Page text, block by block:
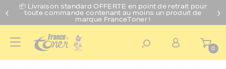
📦 Livraison standard OFFERTE en point de retrait pour
toute commande contenant au moins un produit de
marque FranceToner !
0